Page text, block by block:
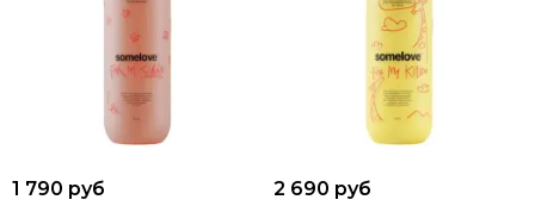
Наследник Выжанова
1 790 руб 2 690 руб